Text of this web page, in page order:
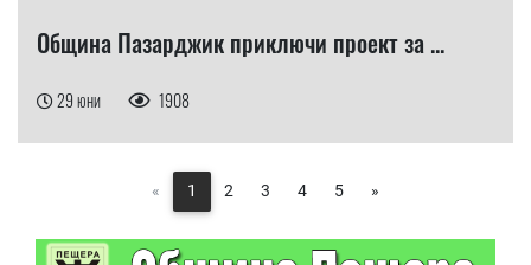
Община Пазарджик приключи проект за ...
29 юни 1908
« 1 2 3 4 5 »